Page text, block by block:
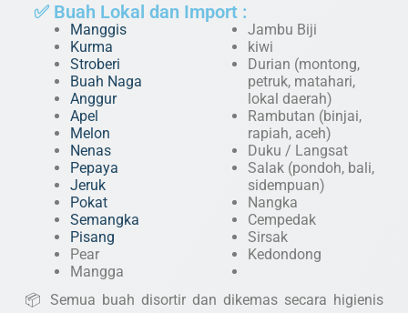
✅ Buah Lokal dan Import :
Manggis
Kurma
Stroberi
Buah Naga
Anggur
Apel
Melon
Nenas
Pepaya
Jeruk
Pokat
Semangka
Pisang
Pear
Mangga
Jambu Biji
kiwi
Durian (montong,
petruk, matahari,
lokal daerah)
Rambutan (binjai,
rapiah, aceh)
Duku / Langsat
Salak (pondoh, bali,
sidempuan)
Nangka
Cempedak
Sirsak
Kedondong
📦 Semua buah disortir dan dikemas secara higienis